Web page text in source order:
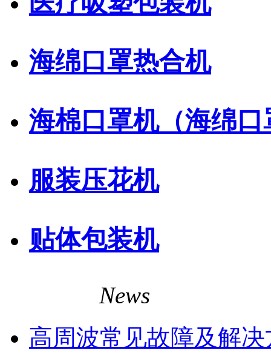
海绵口罩热合机
海棉口罩机（海绵口
服装压花机
贴体包装机
News
高周波常见故障及解决